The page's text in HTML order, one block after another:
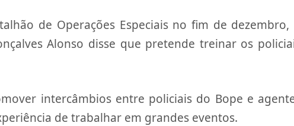
de Operações Especiais no fim de dezembro,
Alonso disse que pretende treinar os
intercâmbios entre policiais do Bope e
de trabalhar em grandes eventos.